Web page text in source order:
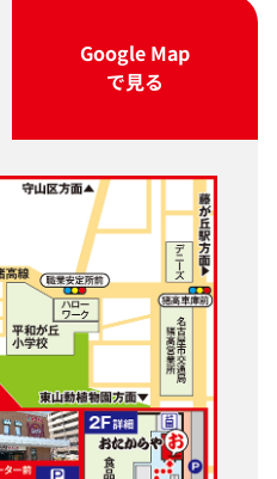
Google Map
で見る